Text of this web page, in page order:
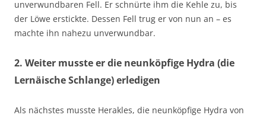
unverwundbaren Fell. Er schnürte ihm die Kehle zu, bis
der Löwe erstickte. Dessen Fell trug er von nun an – es
machte ihn nahezu unverwundbar.
2. Weiter musste er die neunköpfige Hydra (die
Lernäische Schlange) erledigen
Als nächstes musste Herakles, die neunköpfige Hydra von